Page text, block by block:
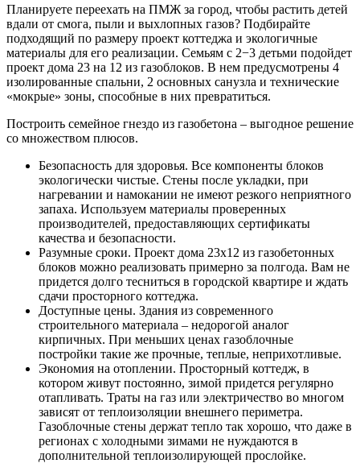
Планируете переехать на ПМЖ за город, чтобы растить детей
вдали от смога, пыли и выхлопных газов? Подбирайте
подходящий по размеру проект коттеджа и экологичные
материалы для его реализации. Семьям с 2−3 детьми подойдет
проект дома 23 на 12 из газоблоков. В нем предусмотрены 4
изолированные спальни, 2 основных санузла и технические
«мокрые» зоны, способные в них превратиться.
Построить семейное гнездо из газобетона – выгодное решение
со множеством плюсов.
Безопасность для здоровья. Все компоненты блоков
экологически чистые. Стены после укладки, при
нагревании и намокании не имеют резкого неприятного
запаха. Используем материалы проверенных
производителей, предоставляющих сертификаты
качества и безопасности.
Разумные сроки. Проект дома 23х12 из газобетонных
блоков можно реализовать примерно за полгода. Вам не
придется долго тесниться в городской квартире и ждать
сдачи просторного коттеджа.
Доступные цены. Здания из современного
строительного материала – недорогой аналог
кирпичных. При меньших ценах газоблочные
постройки такие же прочные, теплые, неприхотливые.
Экономия на отоплении. Просторный коттедж, в
котором живут постоянно, зимой придется регулярно
отапливать. Траты на газ или электричество во многом
зависят от теплоизоляции внешнего периметра.
Газоблочные стены держат тепло так хорошо, что даже в
регионах с холодными зимами не нуждаются в
дополнительной теплоизолирующей прослойке.